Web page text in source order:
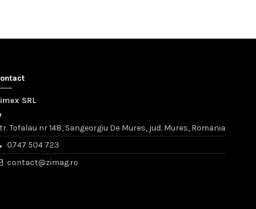
SRL
Tofalau nr 148, Sangeorgiu De Mures, jud. Mures, Romania
0747 504 723
contact@zimag.ro